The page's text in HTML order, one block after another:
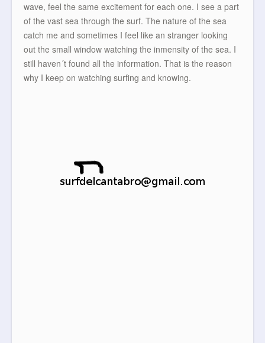
wave, feel the same excitement for each one. I see a part
of the vast sea through the surf. The nature of the sea
catch me and sometimes I feel like an stranger looking
out the small window watching the inmensity of the sea. I
still haven´t found all the information. That is the reason
why I keep on watching surfing and knowing.